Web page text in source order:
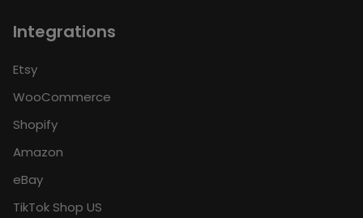
Integrations
Etsy
WooCommerce
Shopify
Amazon
eBay
TikTok Shop US